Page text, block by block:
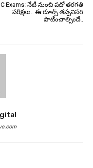
Exams: నేటి నుంచి పదో తరగతి
పరీక్షలు.. ఈ రూల్స్‌ తప్పనిసరి
పాటించాల్సిందే..